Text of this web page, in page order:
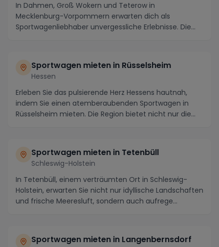
In Dahmen, Groß Wokern und Teterow in
Mecklenburg-Vorpommern erwarten dich als
Sportwagenliebhaber unvergessliche Erlebnisse. Die
Sportwagen mieten in Rüsselsheim
Hessen
Erleben Sie das pulsierende Herz Hessens hautnah,
indem Sie einen atemberaubenden Sportwagen in
Rüsselsheim mieten. Die Region bietet nicht nur die
Sportwagen mieten in Tetenbüll
Schleswig-Holstein
In Tetenbüll, einem verträumten Ort in Schleswig-
Holstein, erwarten Sie nicht nur idyllische Landschaften
und frische Meeresluft, sondern auch aufrege...
Sportwagen mieten in Langenbernsdorf